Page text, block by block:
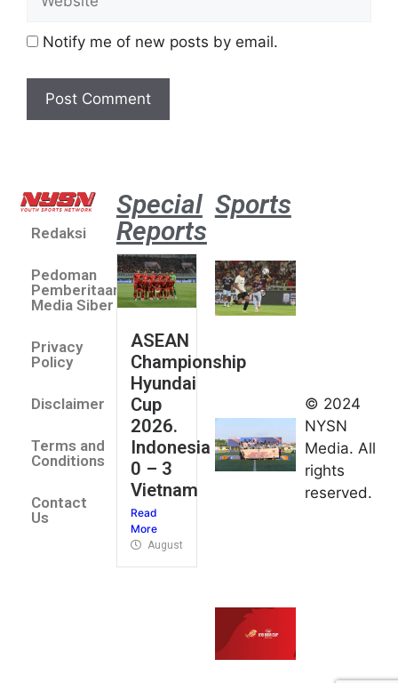
Notify me of new posts by email.
Redaksi
Pedoman
Pemberitaan
Media Siber
Privacy
Policy
Disclaimer
Terms and
Conditions
Contact
Us
Special
Reports
ASEAN
Championship
Hyundai
Cup
2026.
Indonesia
0 – 3
Vietnam
Read
More
August 4, 2026
Sports
umum
Kejurnas
Panahan
Junior di
Kudus
© 2024
NYSN
Media. All
rights
reserved.